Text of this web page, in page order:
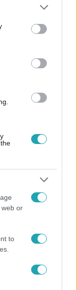
or more Google
You may click to
party tags to
in below Google
web or
to
17:24